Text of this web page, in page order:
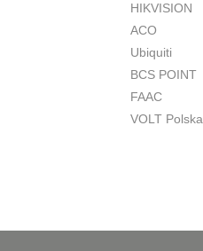
HIKVISION
ACO
Ubiquiti
BCS POINT
FAAC
VOLT Polska